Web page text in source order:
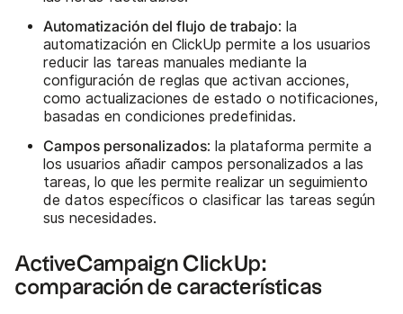
Automatización del flujo de trabajo: la
automatización en ClickUp permite a los usuarios
reducir las tareas manuales mediante la
configuración de reglas que activan acciones,
como actualizaciones de estado o notificaciones,
basadas en condiciones predefinidas.
Campos personalizados: la plataforma permite a
los usuarios añadir campos personalizados a las
tareas, lo que les permite realizar un seguimiento
de datos específicos o clasificar las tareas según
sus necesidades.
ActiveCampaign ClickUp:
comparación de características